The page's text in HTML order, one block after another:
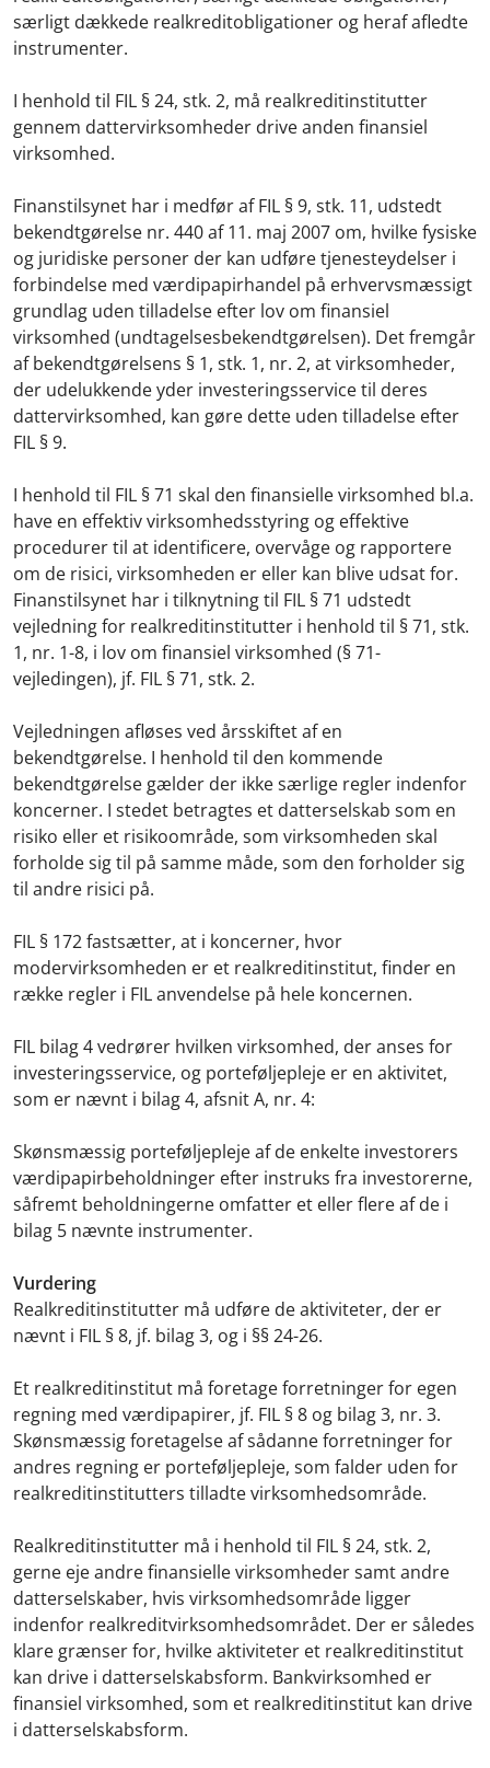
særligt dækkede realkreditobligationer og heraf afledte
instrumenter.
I henhold til FIL § 24, stk. 2, må realkreditinstitutter
gennem dattervirksomheder drive anden finansiel
virksomhed.
Finanstilsynet har i medfør af FIL § 9, stk. 11, udstedt
bekendtgørelse nr. 440 af 11. maj 2007 om, hvilke fysiske
og juridiske personer der kan udføre tjenesteydelser i
forbindelse med værdipapirhandel på erhvervsmæssigt
grundlag uden tilladelse efter lov om finansiel
virksomhed (undtagelsesbekendtgørelsen). Det fremgår
af bekendtgørelsens § 1, stk. 1, nr. 2, at virksomheder,
der udelukkende yder investeringsservice til deres
dattervirksomhed, kan gøre dette uden tilladelse efter
FIL § 9.
I henhold til FIL § 71 skal den finansielle virksomhed bl.a.
have en effektiv virksomhedsstyring og effektive
procedurer til at identificere, overvåge og rapportere
om de risici, virksomheden er eller kan blive udsat for.
Finanstilsynet har i tilknytning til FIL § 71 udstedt
vejledning for realkreditinstitutter i henhold til § 71, stk.
1, nr. 1-8, i lov om finansiel virksomhed (§ 71-
vejledingen), jf. FIL § 71, stk. 2.
Vejledningen afløses ved årsskiftet af en
bekendtgørelse. I henhold til den kommende
bekendtgørelse gælder der ikke særlige regler indenfor
koncerner. I stedet betragtes et datterselskab som en
risiko eller et risikoområde, som virksomheden skal
forholde sig til på samme måde, som den forholder sig
til andre risici på.
FIL § 172 fastsætter, at i koncerner, hvor
modervirksomheden er et realkreditinstitut, finder en
række regler i FIL anvendelse på hele koncernen.
FIL bilag 4 vedrører hvilken virksomhed, der anses for
investeringsservice, og porteføljepleje er en aktivitet,
som er nævnt i bilag 4, afsnit A, nr. 4:
Skønsmæssig porteføljepleje af de enkelte investorers
værdipapirbeholdninger efter instruks fra investorerne,
såfremt beholdningerne omfatter et eller flere af de i
bilag 5 nævnte instrumenter.
Vurdering
Realkreditinstitutter må udføre de aktiviteter, der er
nævnt i FIL § 8, jf. bilag 3, og i §§ 24-26.
Et realkreditinstitut må foretage forretninger for egen
regning med værdipapirer, jf. FIL § 8 og bilag 3, nr. 3.
Skønsmæssig foretagelse af sådanne forretninger for
andres regning er porteføljepleje, som falder uden for
realkreditinstitutters tilladte virksomhedsområde.
Realkreditinstitutter må i henhold til FIL § 24, stk. 2,
gerne eje andre finansielle virksomheder samt andre
datterselskaber, hvis virksomhedsområde ligger
indenfor realkreditvirksomhedsområdet. Der er således
klare grænser for, hvilke aktiviteter et realkreditinstitut
kan drive i datterselskabsform. Bankvirksomhed er
finansiel virksomhed, som et realkreditinstitut kan drive
i datterselskabsform.